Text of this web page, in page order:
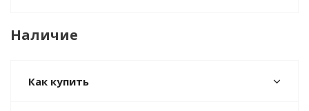
Наличие
Как купить